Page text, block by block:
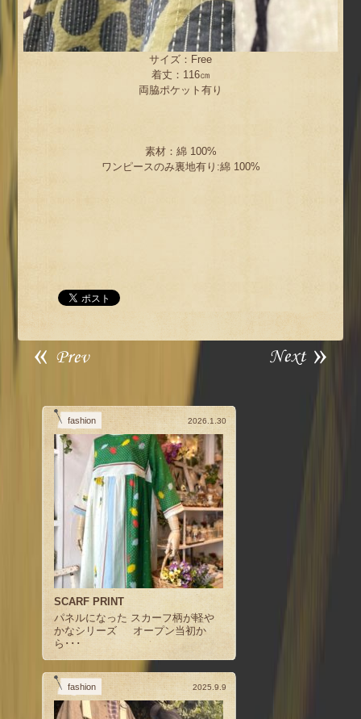
サイズ：Free
着丈：116㎝
両脇ポケット有り
素材：綿 100%
ワンピースのみ裏地有り:綿 100%
fashion 2026.1.30
SCARF PRINT
パネルになった スカーフ柄が軽や
かなシリーズ オープン当初か
ら･･･
fashion 2025.9.9